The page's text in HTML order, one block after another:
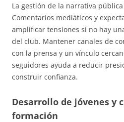
La gestión de la narrativa
Comentarios mediáticos y
amplificar tensiones si no hay
del club. Mantener canales de
con la prensa y un vínculo
seguidores ayuda a reducir
construir confianza.
Desarrollo de jóvenes y
formación